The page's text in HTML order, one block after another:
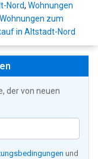
Nord, Wohnungen
Wohnungen zum
in Altstadt-Nord
der von neuen
und